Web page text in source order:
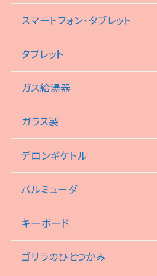
スマートフォン・タブレット
タブレット
ガス給湯器
ガラス製
デロンギケトル
バルミューダ
キーボード
ゴリラのひとつかみ